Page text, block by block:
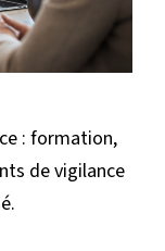
: formation,
de vigilance